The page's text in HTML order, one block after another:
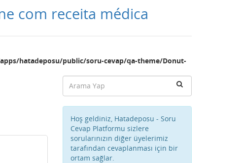
com receita médica
hatadeposu/public/soru-cevap/qa-theme/Donut-
Hoş geldiniz, Hatadeposu - Soru
Cevap Platformu sizlere
sorularınızın diğer üyelerimiz
tarafından cevaplanması için bir
ortam sağlar.